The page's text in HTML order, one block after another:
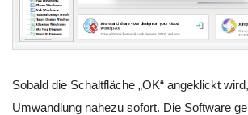
Sobald die Schaltfläche „OK“ angeklickt
Umwandlung nahezu sofort. Die Software